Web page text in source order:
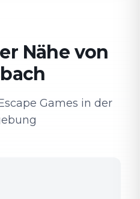
Nähe von
Games in der